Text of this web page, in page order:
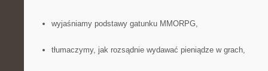
wyjaśniamy podstawy gatunku MMORPG,
tłumaczymy, jak rozsądnie wydawać pieniądze w grach,